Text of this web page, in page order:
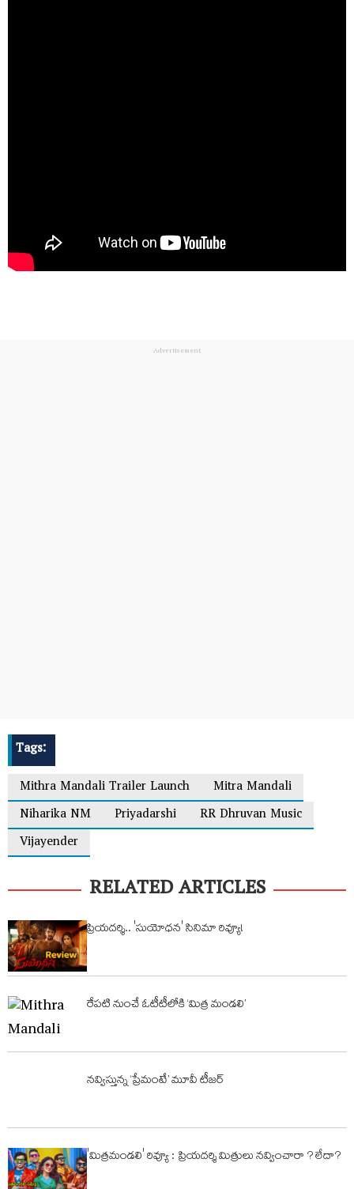
Tags:
Mithra Mandali Trailer Launch
Mitra Mandali
Niharika NM
Priyadarshi
RR Dhruvan Music
Vijayender
RELATED ARTICLES
ప్రియదర్శి.. 'సుయోధన' సినిమా రివ్యూ!
రేపటి నుంచే ఓటీటీలోకి ‘మిత్ర మండలి’
నవ్విస్తున్న ‘ప్రేమంటే’ మూవీ టీజర్
'మిత్రమండలి' రివ్యూ : ప్రియదర్శి మిత్రులు నవ్వించారా ? లేదా?